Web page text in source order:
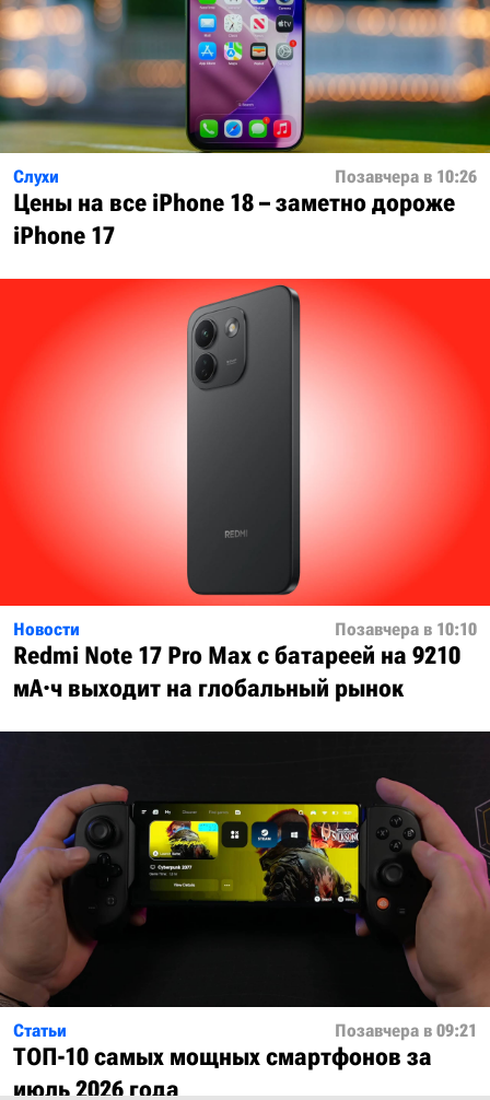
Слухи Позавчера в 10:26
Цены на все iPhone 18 – заметно дороже
iPhone 17
Новости Позавчера в 10:10
Redmi Note 17 Pro Max с батареей на 9210
мА·ч выходит на глобальный рынок
Статьи Позавчера в 09:21
ТОП-10 самых мощных смартфонов за
июль 2026 года